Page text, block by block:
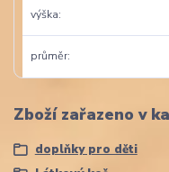
výška
průměr
Zboží zařazeno v
doplňky pro děti